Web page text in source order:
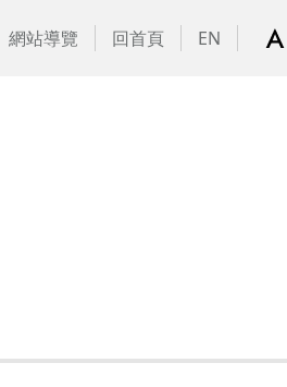
網站導覽 回首頁 EN